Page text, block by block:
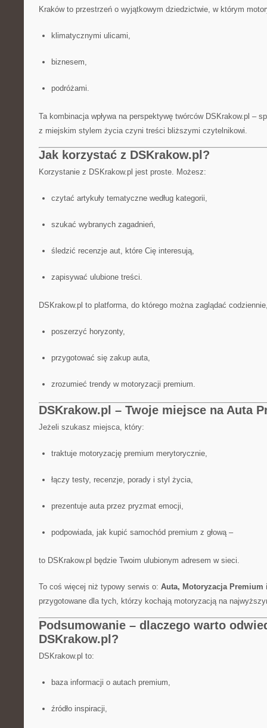
Kraków to przestrzeń o wyjątkowym dziedzictwie, w którym
klimatycznymi ulicami,
biznesem,
podróżami.
Ta kombinacja wpływa na perspektywę twórców DSKrakow.pl –
z miejskim stylem życia czyni treści bliższymi czytelnikowi.
Jak korzystać z DSKrakow.pl?
Korzystanie z DSKrakow.pl jest proste. Możesz:
czytać artykuły tematyczne według kategorii,
szukać wybranych zagadnień,
śledzić recenzje aut, które Cię interesują,
zapisywać ulubione treści.
DSKrakow.pl to platforma, do którego można zaglądać
poszerzyć horyzonty,
przygotować się zakup auta,
zrozumieć trendy w motoryzacji premium.
DSKrakow.pl – Twoje miejsce na Auta
Jeżeli szukasz miejsca, który:
traktuje motoryzację premium merytorycznie,
łączy testy, recenzje, porady i styl życia,
prezentuje auta przez pryzmat emocji,
podpowiada, jak kupić samochód premium z głową –
to DSKrakow.pl będzie Twoim ulubionym adresem w sieci.
To coś więcej niż typowy serwis o: Auta, Motoryzacja Premium
przygotowane dla tych, którzy kochają motoryzacją na
Podsumowanie – dlaczego warto
DSKrakow.pl?
DSKrakow.pl to:
baza informacji o autach premium,
źródło inspiracji,